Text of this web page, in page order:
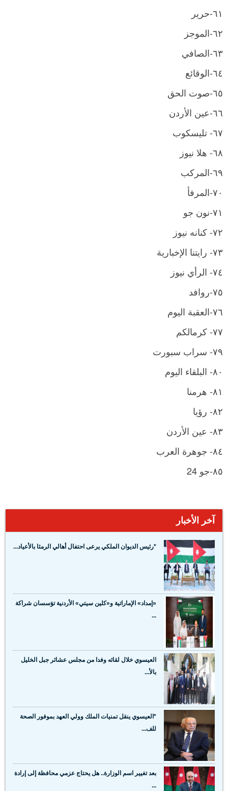
٦١-حرير
٦٢-الموجز
٦٣-الصافي
٦٤-الوقائع
٦٥-صوت الحق
٦٦-عين الأردن
٦٧- تليسكوب
٦٨- هلا نيوز
٦٩-المركب
٧٠-المرفأ
٧١-نون جو
٧٢- كنانه نيوز
٧٣- رايتنا الإخبارية
٧٤- الرأي نيوز
٧٥-روافد
٧٦-العقبة اليوم
٧٧- كرمالكم
٧٩- سراب سبورت
٨٠- البلقاء اليوم
٨١- هرمنا
٨٢- رؤيا
٨٣- عين الأردن
٨٤- جوهرة العرب
٨٥-جو 24
آخر الأخبار
*رئيس الديوان الملكي يرعى احتفال أهالي الرمثا بالأعياد...
«إمداد» الإماراتية و«كلين سيتي» الأردنية تؤسسان شراكة
...
العيسوي خلال لقائه وفدا من مجلس عشائر جبل الخليل
بالأ...
*العيسوي ينقل تمنيات الملك وولي العهد بموفور الصحة
للف...
بعد تغيير اسم الوزارة.. هل يحتاج عزمي محافظة إلى إرادة
...